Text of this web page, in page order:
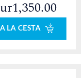
LA CESTA